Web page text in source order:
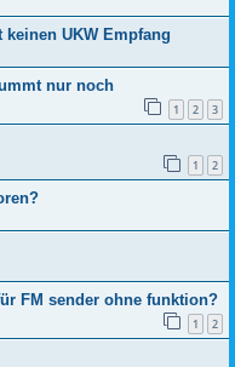
UKW Empfang
nur noch
1 2 3
1 2
FM sender ohne funktion?
1 2